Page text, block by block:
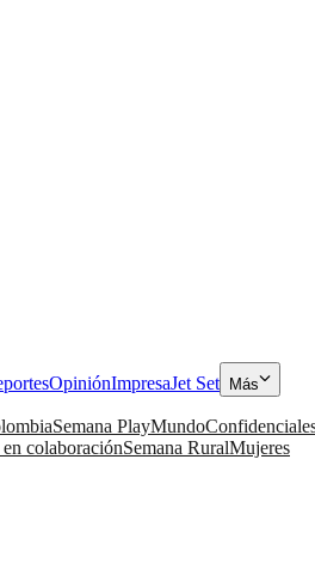
OpiniónImpresaJet Set Más
Semana PlayMundo
colaboraciónSemana RuralMujeres